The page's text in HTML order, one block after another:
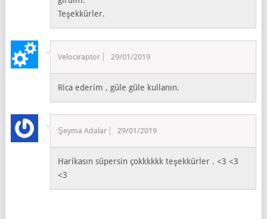
Teşekkürler.
Velociraptor 29/01/2019
Rica ederim , güle güle kullanın.
Şeyma Adalar 29/01/2019
Harikasın süpersin çokkkkkk teşekkürler . <3 <3
<3